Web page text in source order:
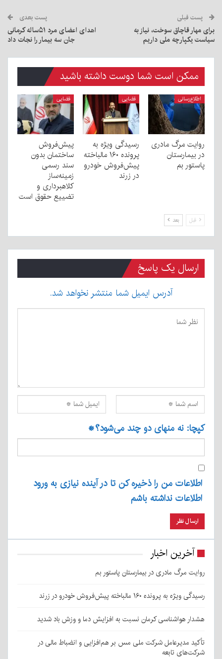
پست قبلی
برای مهار قاچاق سوخت، نیاز به
سیاست یکپارچه ملی داریم
پست بعدی
اهدای اعضای مرد ۵۱ساله کرمانی
جان سه بیمار را نجات داد
ممکن است شما دوست داشته باشید
اطلاع‌رسانی
روایت مرگ مادری
در بیمارستان
پاستور بم
قضایی
رسیدگی ویژه به
پرونده ۱۶۰ مالباخته
پیش‌فروش خودرو
در زرند
قضایی
پیش‌فروش
ساختمان بدون
سند رسمی
زمینه‌ساز
کلاهبرداری و
تضییع حقوق است
قبل بعد
ارسال یک پاسخ
آدرس ایمیل شما منتشر نخواهد شد.
کپچا: نه منهای دو چند می‌شود؟*
اطلاعات من را ذخیره کن تا در آینده نیازی به ورود
اطلاعات نداشته باشم
آخرین اخبار
روایت مرگ مادری در بیمارستان پاستور بم
رسیدگی ویژه به پرونده ۱۶۰ مالباخته پیش‌فروش خودرو در زرند
هشدار هواشناسی کرمان نسبت به افزایش دما و وزش باد شدید
تأکید مدیرعامل شرکت ملی مس بر هم‌افزایی و انضباط مالی در
شرکت‌های تابعه